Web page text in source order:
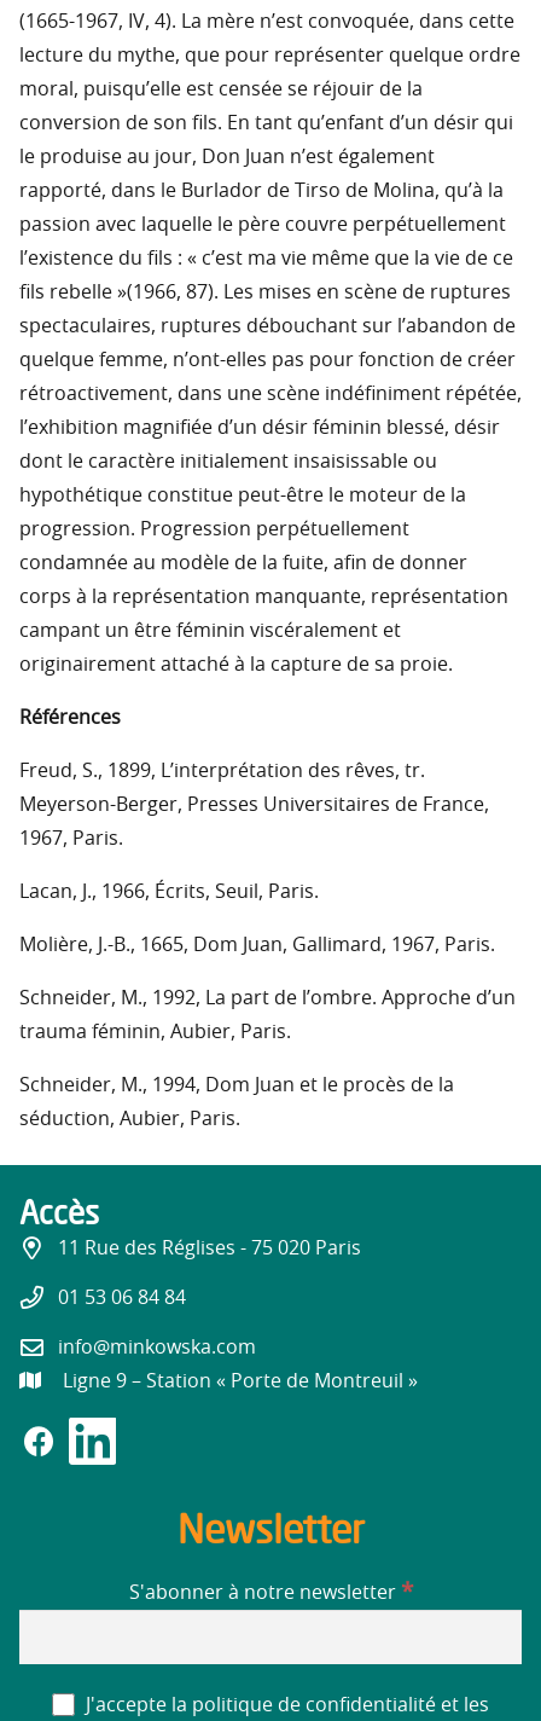
(1665-1967, IV, 4). La mère n’est convoquée, dans cette
lecture du mythe, que pour représenter quelque ordre
moral, puisqu’elle est censée se réjouir de la
conversion de son fils. En tant qu’enfant d’un désir qui
le produise au jour, Don Juan n’est également
rapporté, dans le Burlador de Tirso de Molina, qu’à la
passion avec laquelle le père couvre perpétuellement
l’existence du fils : « c’est ma vie même que la vie de ce
fils rebelle »(1966, 87). Les mises en scène de ruptures
spectaculaires, ruptures débouchant sur l’abandon de
quelque femme, n’ont-elles pas pour fonction de créer
rétroactivement, dans une scène indéfiniment répétée,
l’exhibition magnifiée d’un désir féminin blessé, désir
dont le caractère initialement insaisissable ou
hypothétique constitue peut-être le moteur de la
progression. Progression perpétuellement
condamnée au modèle de la fuite, afin de donner
corps à la représentation manquante, représentation
campant un être féminin viscéralement et
originairement attaché à la capture de sa proie.
Références
Freud, S., 1899, L’interprétation des rêves, tr.
Meyerson-Berger, Presses Universitaires de France,
1967, Paris.
Lacan, J., 1966, Écrits, Seuil, Paris.
Molière, J.-B., 1665, Dom Juan, Gallimard, 1967, Paris.
Schneider, M., 1992, La part de l’ombre. Approche d’un
trauma féminin, Aubier, Paris.
Schneider, M., 1994, Dom Juan et le procès de la
séduction, Aubier, Paris.
Accès
11 Rue des Réglises - 75 020 Paris
01 53 06 84 84
info@minkowska.com
Ligne 9 – Station « Porte de Montreuil »
Newsletter
S'abonner à notre newsletter *
J'accepte la politique de confidentialité et les